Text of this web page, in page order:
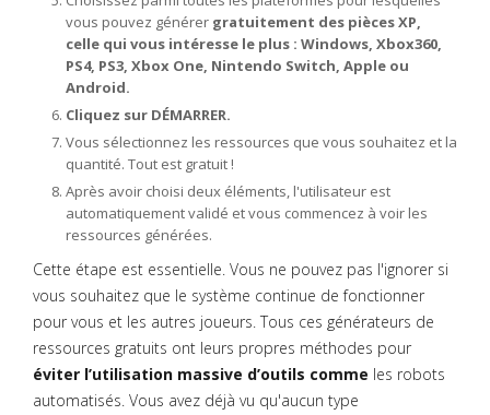
vous pouvez générer gratuitement des pièces XP,
celle qui vous intéresse le plus : Windows, Xbox360,
PS4, PS3, Xbox One, Nintendo Switch, Apple ou
Android.
Cliquez sur DÉMARRER.
Vous sélectionnez les ressources que vous souhaitez et la
quantité. Tout est gratuit !
Après avoir choisi deux éléments, l'utilisateur est
automatiquement validé et vous commencez à voir les
ressources générées.
Cette étape est essentielle. Vous ne pouvez pas l'ignorer si
vous souhaitez que le système continue de fonctionner
pour vous et les autres joueurs. Tous ces générateurs de
ressources gratuits ont leurs propres méthodes pour
éviter l’utilisation massive d’outils comme les robots
automatisés. Vous avez déjà vu qu'aucun type